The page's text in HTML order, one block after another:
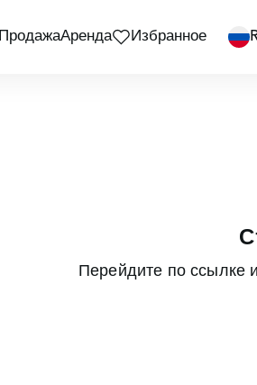
ПродажаАренда Избранное
Перейдите по ссылке